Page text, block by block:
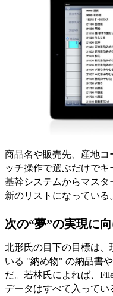
商品名や販売先、産地コ
ッチ操作で選ぶだけで
基幹システムからマス
新のリストになっている
次の“夢”の実現に
北形氏の目下の目標は、
いる "納め物" の納品書
だ。若林氏によれば、
データはすべて入って